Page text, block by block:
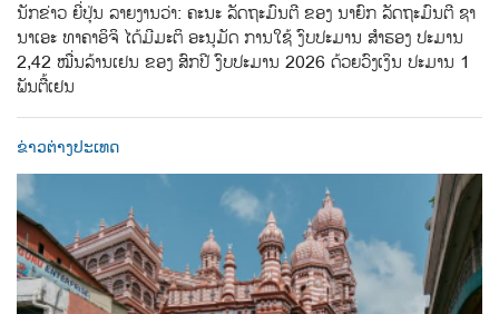
ນັກຂ່າວ ຍີ່ປຸ່ນ ລາຍງານວ່າ: ຄະນະ ລັດຖະມົນຕີ ຂອງ ນາຍົກ ລັດຖະມົນຕີ ຊາ
ນາເອະ ທາຄາອິຈິ ໄດ້ມີມະຕິ ອະນຸມັດ ການໃຊ້ ງົບປະມານ ສຳຮອງ ປະມານ
2,42 ໝື່ນລ້ານເຢນ ຂອງ ສົກປີ ງົບປະມານ 2026 ດ້ວຍວົງເງິນ ປະມານ 1
ພັນຕື້ເຢນ
ຂ່າວຕ່າງປະເທດ